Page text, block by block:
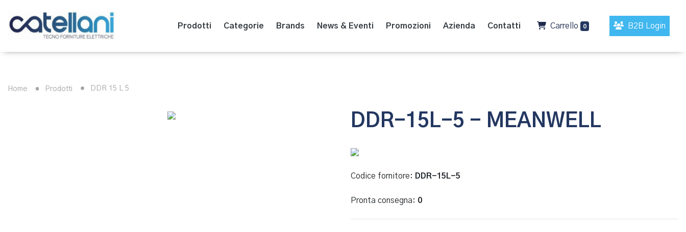
Prodotti Categorie Brands News & Eventi Promozioni Azienda Contatti Carrello 0 B2B Login
Home Prodotti DDR 15 L 5
DDR-15L-5 - MEANWELL
Codice fornitore: DDR-15L-5
Pronta consegna: 0